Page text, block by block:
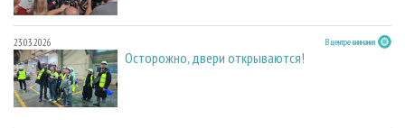
23.03.2026 В центре внимания
Осторожно, двери открываются!